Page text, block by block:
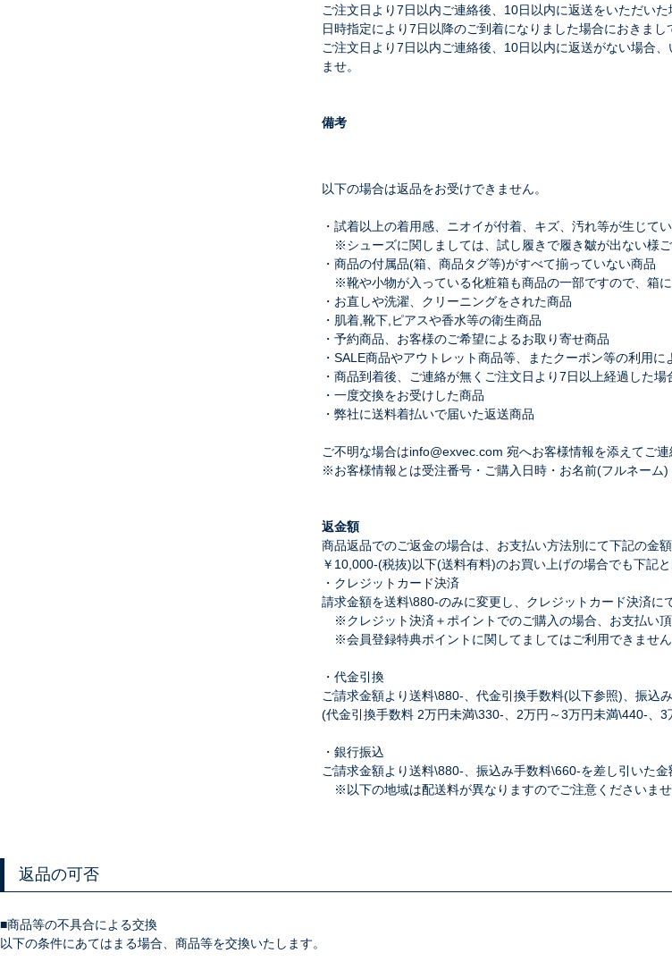
ご注文日より7日以内ご連絡後、10日以内に返送をいただいた
日時指定により7日以降のご到着になりました場合におきま
ご注文日より7日以内ご連絡後、10日以内に返送がない場合
ませ。
備考
以下の場合は返品をお受けできません。
・試着以上の着用感、ニオイが付着、キズ、汚れ等が生じて
※シューズに関しましては、試し履きで履き皺が出ない様
・商品の付属品(箱、商品タグ等)がすべて揃っていない商品
※靴や小物が入っている化粧箱も商品の一部ですので、箱
・お直しや洗濯、クリーニングをされた商品
・肌着,靴下,ピアスや香水等の衛生商品
・予約商品、お客様のご希望によるお取り寄せ商品
・SALE商品やアウトレット商品等、またクーポン等の利用
・商品到着後、ご連絡が無くご注文日より7日以上経過した場
・一度交換をお受けした商品
・弊社に送料着払いで届いた返送商品
ご不明な場合はinfo@exvec.com 宛へお客様情報を添えてご連
※お客様情報とは受注番号・ご購入日時・お名前(フルネーム)
返金額
商品返品でのご返金の場合は、お支払い方法別にて下記の金
￥10,000-(税抜)以下(送料有料)のお買い上げの場合でも下記
・クレジットカード決済
請求金額を送料\880-のみに変更し、クレジットカード決済に
※クレジット決済＋ポイントでのご購入の場合、お支払い
※会員登録特典ポイントに関してましてはご利用できません
・代金引換
ご請求金額より送料\880-、代金引換手数料(以下参照)、振込
(代金引換手数料 2万円未満\330-、2万円～3万円未満\440-、
・銀行振込
ご請求金額より送料\880-、振込み手数料\660-を差し引いた
※以下の地域は配送料が異なりますのでご注意くださいま
返品の可否
■商品等の不具合による交換
以下の条件にあてはまる場合、商品等を交換いたします。